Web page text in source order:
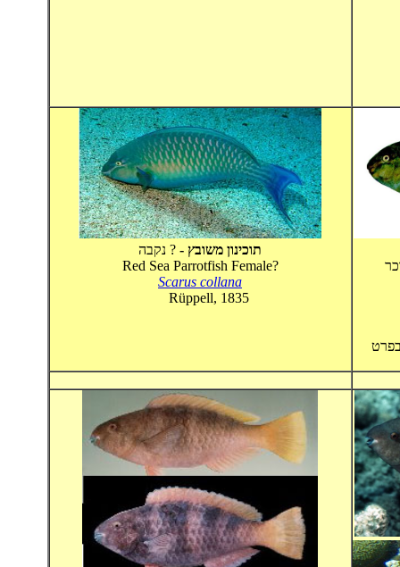
תוכינון משובץ - ? נקבה
Red Sea Parrotfish Female?
Scarus collana
Rüppell, 1835